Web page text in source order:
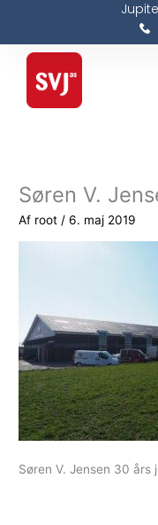
indholdet
Søren V.
Af root /6. maj 2019
Søren V. Jensen 30 års